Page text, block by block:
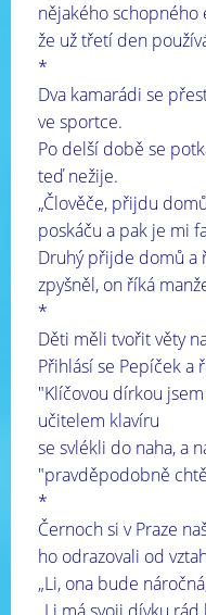
nějakého schopného
že už třetí den
*
Dva kamarádi se
ve sportce.
Po delší době se
teď nežije.
„Člověče, přijdu
poskáču a pak je mi
Druhý přijde domů a
zpyšněl, on říká
*
Děti měli tvořit věty
Přihlásí se Pepíček a
"Klíčovou dírkou
učitelem klavíru
se svlékli do naha, a
"pravděpodobně
*
Černoch si v Praze
ho odrazovali od
„Li, ona bude